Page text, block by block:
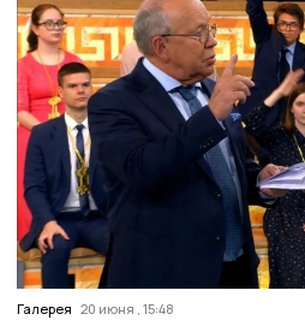
Галерея 20 июня , 15:48